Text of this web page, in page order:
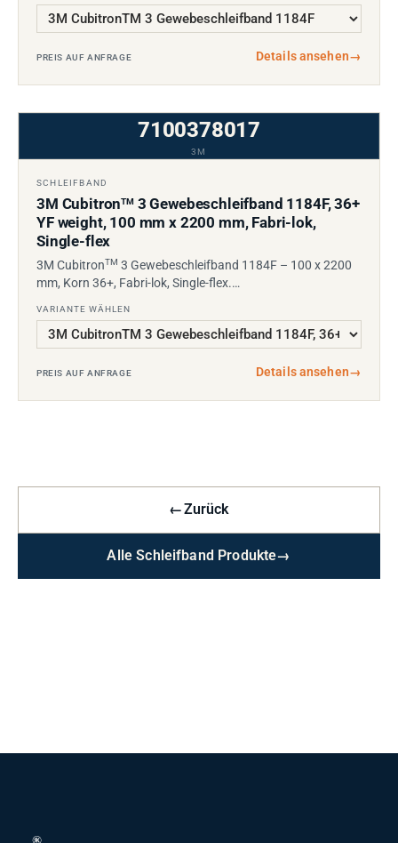
PREIS AUF ANFRAGE Details ansehen→
7100378017
3M
SCHLEIFBAND
3M CubitronTM3 Gewebeschleifband 1184F, 36+
YF weight, 100 mm x 2200 mm, Fabri-lok,
Single-flex
3M CubitronTM 3 Gewebeschleifband 1184F – 100 x 2200
mm, Korn 36+, Fabri-lok, Single-flex.…
VARIANTE WÄHLEN
PREIS AUF ANFRAGE Details ansehen→
←Zurück
Alle Schleifband Produkte→